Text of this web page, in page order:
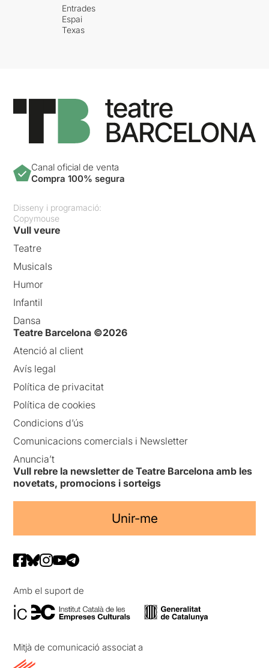
Entrades
Espai
Texas
Canal oficial de venta
Compra 100% segura
Disseny i programació:
Copymouse
Vull veure
Teatre
Musicals
Humor
Infantil
Dansa
Teatre Barcelona ©2026
Atenció al client
Avís legal
Política de privacitat
Política de cookies
Condicions d’ús
Comunicacions comercials i Newsletter
Anuncia’t
Vull rebre la newsletter de Teatre Barcelona amb les
novetats, promocions i sorteigs
Unir-me
Amb el suport de
Mitjà de comunicació associat a